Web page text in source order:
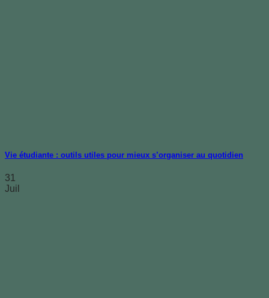
Vie étudiante : outils utiles pour mieux s’organiser au quotidien
31
Juil